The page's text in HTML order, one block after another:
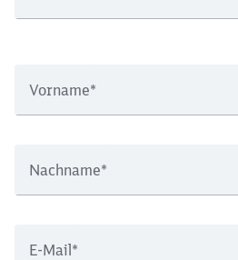
Vorname*
Nachname*
E-Mail*